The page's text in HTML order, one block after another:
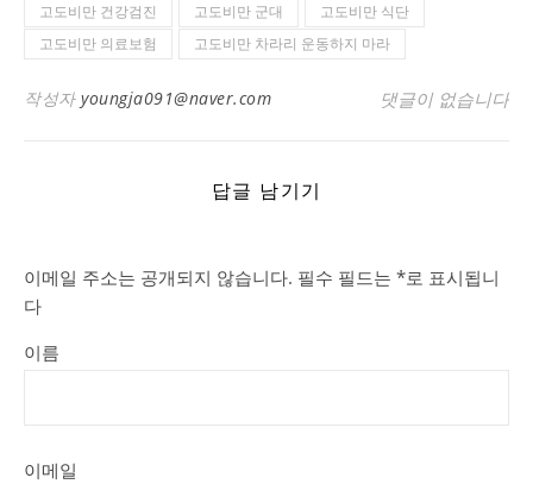
고도비만 건강검진 고도비만 군대
고도비만 식단
고도비만 의료보험
고도비만 차라리 운동하지 마라
작성자 youngja091@naver.com 댓글이 없습니다
답글 남기기
이메일 주소는 공개되지 않습니다. 필수 필드는 *로 표시됩니
다
이름
이메일